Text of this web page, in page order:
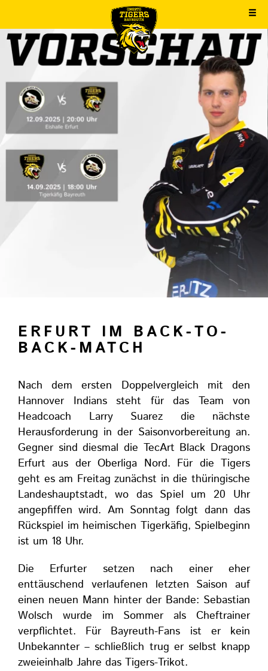
ERFURT IM BACK-TO-
BACK-MATCH
Nach dem ersten Doppelvergleich mit den
Hannover Indians steht für das Team von
Headcoach Larry Suarez die nächste
Herausforderung in der Saisonvorbereitung an.
Gegner sind diesmal die TecArt Black Dragons
Erfurt aus der Oberliga Nord. Für die Tigers
geht es am Freitag zunächst in die thüringische
Landeshauptstadt, wo das Spiel um 20 Uhr
angepfiffen wird. Am Sonntag folgt dann das
Rückspiel im heimischen Tigerkäfig, Spielbeginn
ist um 18 Uhr.
Die Erfurter setzen nach einer eher
enttäuschend verlaufenen letzten Saison auf
einen neuen Mann hinter der Bande: Sebastian
Wolsch wurde im Sommer als Cheftrainer
verpflichtet. Für Bayreuth-Fans ist er kein
Unbekannter – schließlich trug er selbst knapp
zweieinhalb Jahre das Tigers-Trikot.